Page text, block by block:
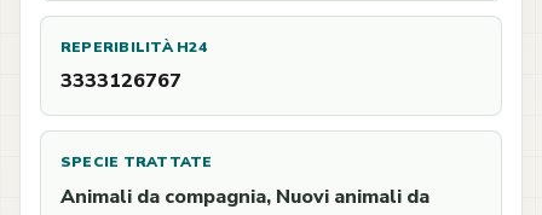
REPERIBILITÀ H24
3333126767
SPECIE TRATTATE
Animali da compagnia, Nuovi animali da